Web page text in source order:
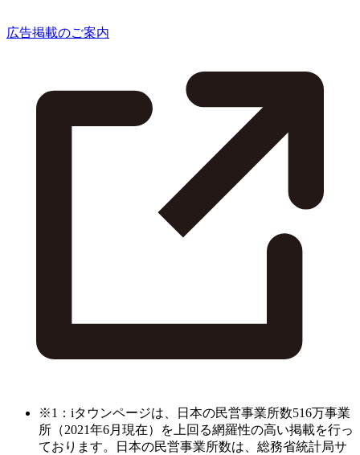
広告掲載のご案内
※1：iタウンページは、日本の民営事業所数516万事業
所（2021年6月現在）を上回る網羅性の高い掲載を行っ
ております。日本の民営事業所数は、総務省統計局サ